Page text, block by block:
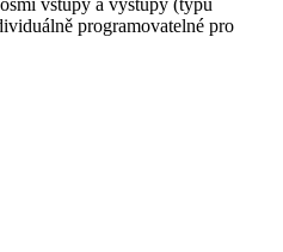
vstupy a výstupy (typu
programovatelné pro